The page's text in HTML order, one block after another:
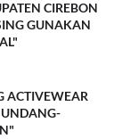
CIREBON
GUNAKAN
ACTIVEWEAR